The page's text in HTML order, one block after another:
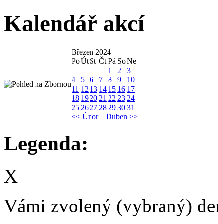
Kalendář akcí
Březen 2024
PoÚtSt Čt Pá SoNe
1
2
3
4
5 6 7 8 9
10
11 12 13 14 15 16 17
18 1920 21 22 23 24
25 2627 28 2930 31
<< Únor
Duben >>
Legenda:
X
Vámi zvolený (vybraný)